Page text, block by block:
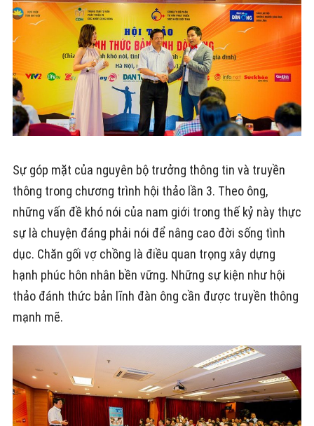
Sự góp mặt của nguyên bộ trưởng thông tin và truyền
thông trong chương trình hội thảo lần 3. Theo ông,
những vấn đề khó nói của nam giới trong thế kỷ này thực
sự là chuyện đáng phải nói để nâng cao đời sống tình
dục. Chăn gối vợ chồng là điều quan trọng xây dựng
hạnh phúc hôn nhân bền vững. Những sự kiện như hội
thảo đánh thức bản lĩnh đàn ông cần được truyền thông
mạnh mẽ.